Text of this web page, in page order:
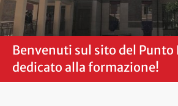
Benvenuti sul sito del Punto
dedicato alla formazione!